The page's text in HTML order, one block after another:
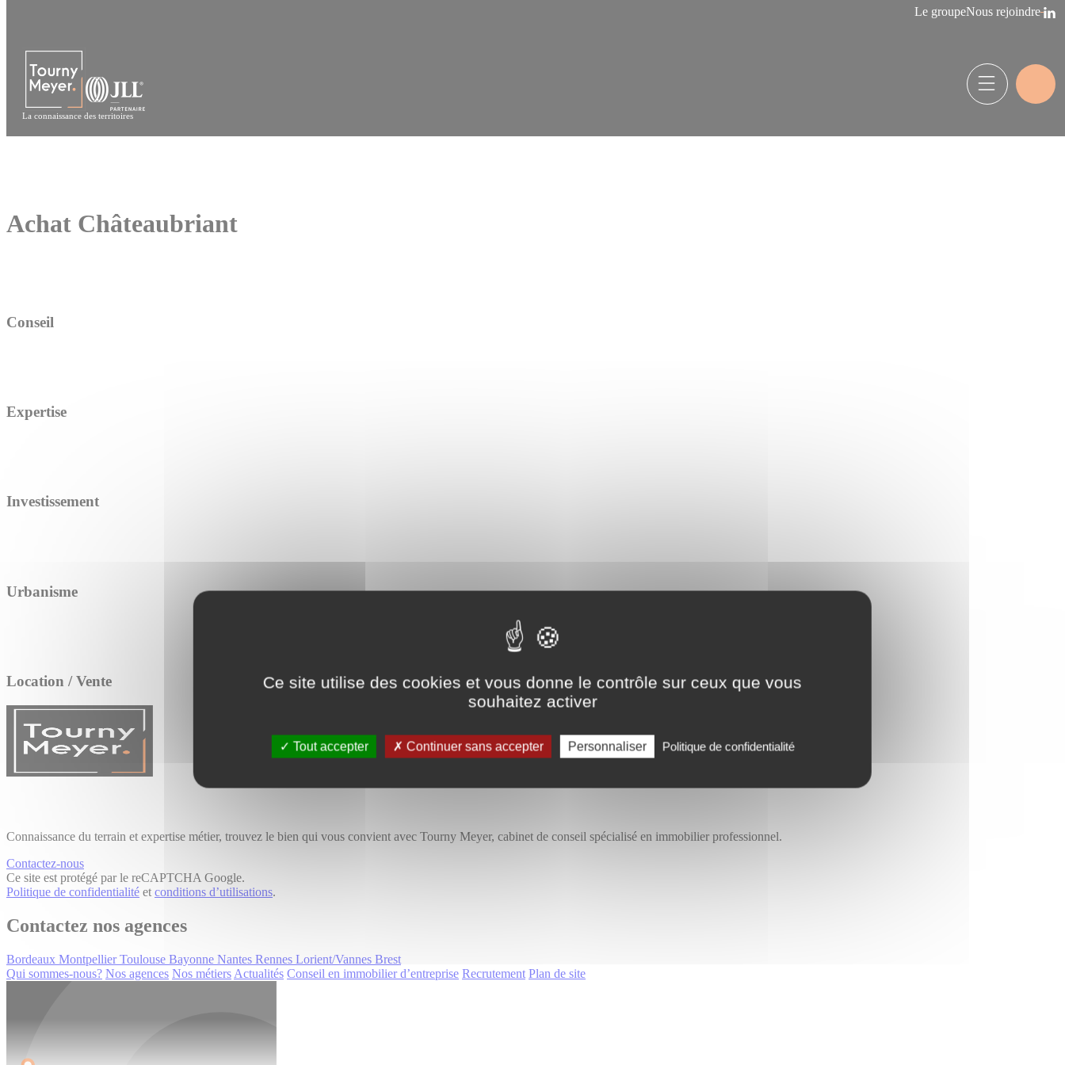
Ce site utilise des cookies et vous donne le contrôle sur ceux que vous
souhaitez activer
Tout accepter Continuer sans accepter Personnaliser Politique de confidentialité
Le groupeNous rejoindre
La connaissance des territoires
Achat Châteaubriant
Conseil
Expertise
Investissement
Urbanisme
Location / Vente
Connaissance du terrain et expertise métier, trouvez le bien qui vous convient avec Tourny Meyer, cabinet de conseil spécialisé en immobilier professionnel.
Contactez-nous
Ce site est protégé par le reCAPTCHA Google.
Politique de confidentialité et conditions d’utilisations.
Contactez nos agences
Bordeaux Montpellier Toulouse Bayonne Nantes Rennes Lorient/Vannes Brest
Qui sommes-nous? Nos agences Nos métiers Actualités Conseil en immobilier d’entreprise Recrutement Plan de site